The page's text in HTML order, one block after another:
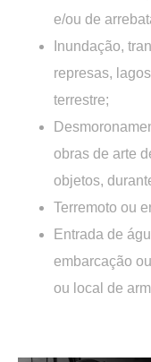
e/ou de
Inundação,
represas,
terrestre;
obras de arte
objetos,
Terremoto ou
Entrada de
embarcação
ou local de